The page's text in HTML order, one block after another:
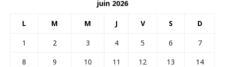
juin 2026
L M M J V S D
1 2 3 4 5 6
7
8
9 10 11 12 13
14